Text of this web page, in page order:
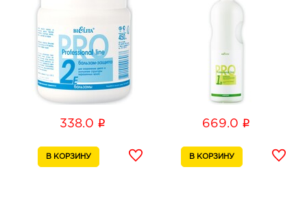
338.0 i 669.0 i